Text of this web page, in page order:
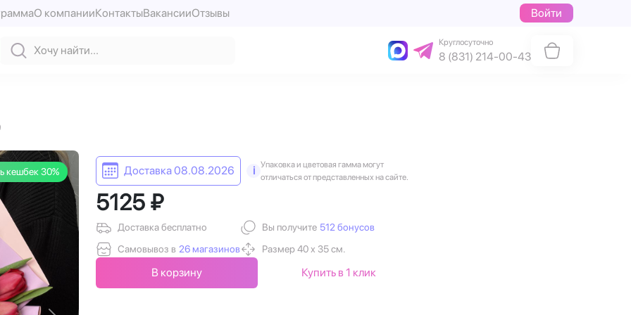
О компанииКонтактыВакансииОтзывы Войти
Круглосуточно
8 (831) 214-00-43
кешбек 30% Доставка 08.08.2026 i
Упаковка и цветовая гамма могут
отличаться от представленных на сайте.
5125 ₽
Доставка бесплатно
Самовывоз в 26 магазинов
Вы получите 512 бонусов
Размер 40 х 35 см.
В корзину Купить в 1 клик